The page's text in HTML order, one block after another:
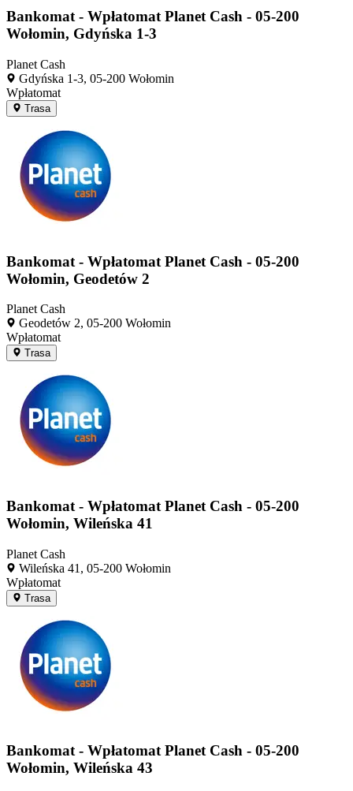
Bankomat - Wpłatomat Planet Cash - 05-200
Wołomin, Gdyńska 1-3
Planet Cash
Gdyńska 1-3, 05-200 Wołomin
Wpłatomat
Trasa
Bankomat - Wpłatomat Planet Cash - 05-200
Wołomin, Geodetów 2
Planet Cash
Geodetów 2, 05-200 Wołomin
Wpłatomat
Trasa
Bankomat - Wpłatomat Planet Cash - 05-200
Wołomin, Wileńska 41
Planet Cash
Wileńska 41, 05-200 Wołomin
Wpłatomat
Trasa
Bankomat - Wpłatomat Planet Cash - 05-200
Wołomin, Wileńska 43